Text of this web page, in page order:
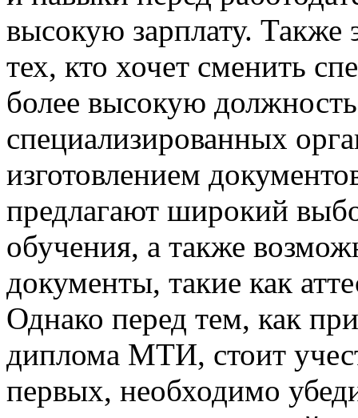
высокую зарплату. Также
тех, кто хочет сменить
более высокую
специализированных
изготовлением
предлагают широкий
обучения, а также
документы, такие как
Однако перед тем, как
диплома МТИ, стоит
первых, необходимо